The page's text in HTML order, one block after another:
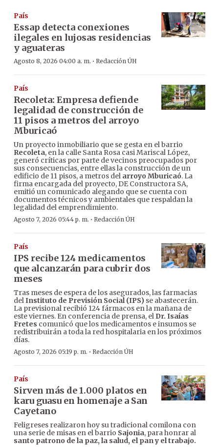
País
Essap detecta conexiones
ilegales en lujosas residencias
y aguateras
Agosto 8, 2026 04:00 a. m. · Redacción ÚH
País
Recoleta: Empresa defiende
legalidad de construcción de
11 pisos a metros del arroyo
Mburicaó
Un proyecto inmobiliario que se gesta en el barrio
Recoleta, en la calle Santa Rosa casi Mariscal López,
generó críticas por parte de vecinos preocupados por
sus consecuencias, entre ellas la construcción de un
edificio de 11 pisos, a metros del arroyo Mburicaó. La
firma encargada del proyecto, DE Constructora SA,
emitió un comunicado alegando que se cuenta con
documentos técnicos y ambientales que respaldan la
legalidad del emprendimiento.
Agosto 7, 2026 05:44 p. m. · Redacción ÚH
País
IPS recibe 124 medicamentos
que alcanzarán para cubrir dos
meses
Tras meses de espera de los asegurados, las farmacias
delInstituto de Previsión Social (IPS) se abastecerán.
La previsional recibió 124 fármacos en la mañana de
este viernes. En conferencia de prensa, el Dr. Isaías
Fretes comunicó que los medicamentos e insumos se
redistribuirán a toda la red hospitalaria en los próximos
días.
Agosto 7, 2026 05:19 p. m. · Redacción ÚH
País
Sirven más de 1.000 platos en
karu guasu en homenaje a San
Cayetano
Feligreses realizaron hoy su tradicional comilona con
una serie de misas en el barrio Sajonia, para honrar al
santo patrono de la paz, la salud, el pan y el trabajo.